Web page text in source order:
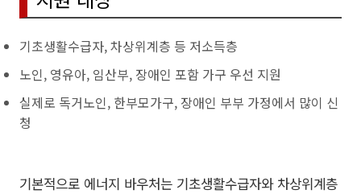
기초생활수급자, 차상위계층 등 저소득층
노인, 영유아, 임산부, 장애인 포함 가구 우선 지원
실제로 독거노인, 한부모가구, 장애인 부부 가정에서 많이 신
청
기본적으로 에너지 바우처는 기초생활수급자와 차상위계층